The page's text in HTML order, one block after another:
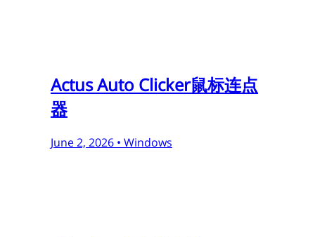
Actus Auto Clicker鼠标连点
器
June 2, 2026 • Windows